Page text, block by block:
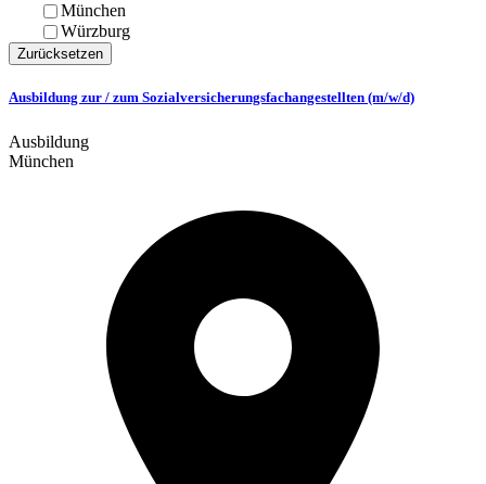
München
Würzburg
Zurücksetzen
Ausbildung zur / zum Sozialversicherungsfachangestellten (m/w/d)
Ausbildung
München